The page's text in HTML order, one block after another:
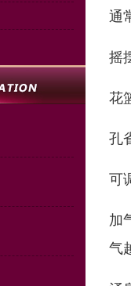
通
摇
花
孔
可
加
气